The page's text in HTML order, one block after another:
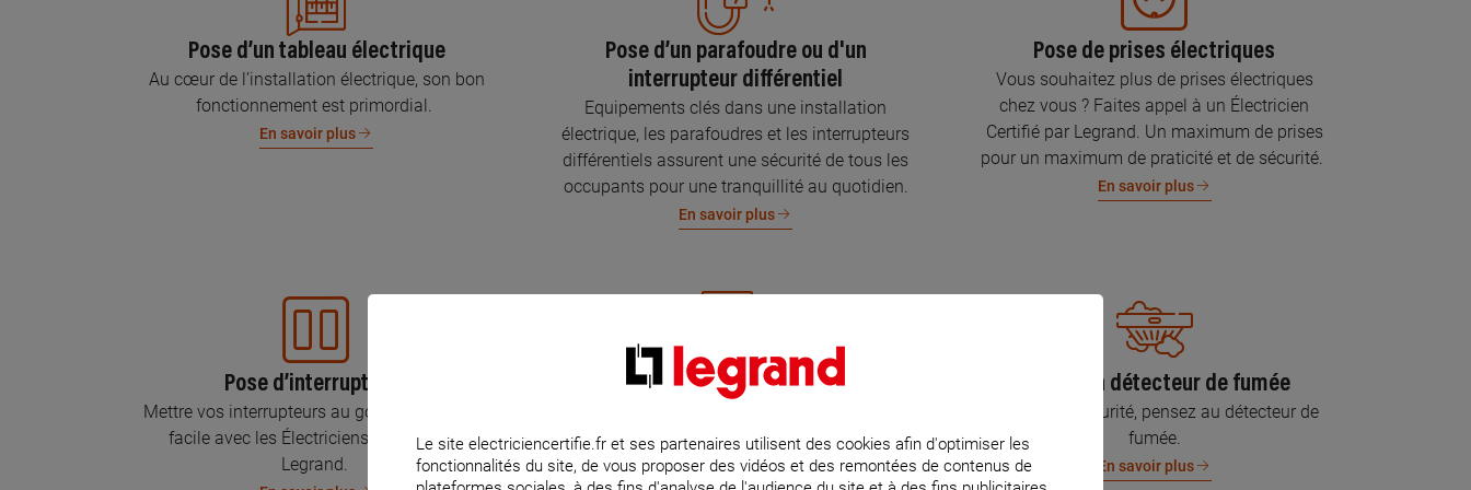
Pose d’un tableau électrique
Au cœur de l’installation électrique, son bon
fonctionnement est primordial.
En savoir plus
Pose d’un parafoudre ou d'un
interrupteur différentiel
Equipements clés dans une installation
électrique, les parafoudres et les interrupteurs
différentiels assurent une sécurité de tous les
occupants pour une tranquillité au quotidien.
En savoir plus
Pose de prises électriques
Vous souhaitez plus de prises électriques
chez vous ? Faites appel à un Électricien
Certifié par Legrand. Un maximum de prises
pour un maximum de praticité et de sécurité.
En savoir plus
Pose d’interrupteurs
Mettre vos interrupteurs au goût du jour, c’est
facile avec les Électriciens Certifiés par
Legrand.
Mise aux normes de l’installation
Parce que l’électricité implique la sécurité et la
protection de votre famille et de vos biens,
Pose d’un détecteur de fumée
Pour votre sécurité, pensez au détecteur de
fumée.
En savoir plus
Le site electriciencertifie.fr et ses partenaires utilisent des cookies afin d'optimiser les
fonctionnalités du site, de vous proposer des vidéos et des remontées de contenus de